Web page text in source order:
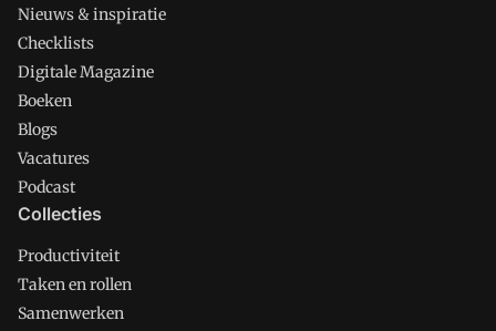
Nieuws & inspiratie
Checklists
Digitale Magazine
Boeken
Blogs
Vacatures
Podcast
Collecties
Productiviteit
Taken en rollen
Samenwerken